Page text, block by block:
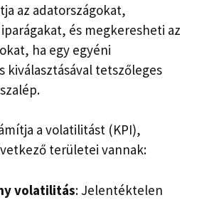
az adatországokat,
és megkeresheti az
ha egy egyéni
kiválasztásával tetszőleges
a volatilitást (KPI),
területei vannak:
volatilitás: Jelentéktelen